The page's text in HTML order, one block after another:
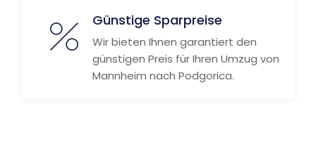
Günstige Sparpreise
Wir bieten Ihnen garantiert den
günstigen Preis für Ihren Umzug von
Mannheim nach Podgorica.